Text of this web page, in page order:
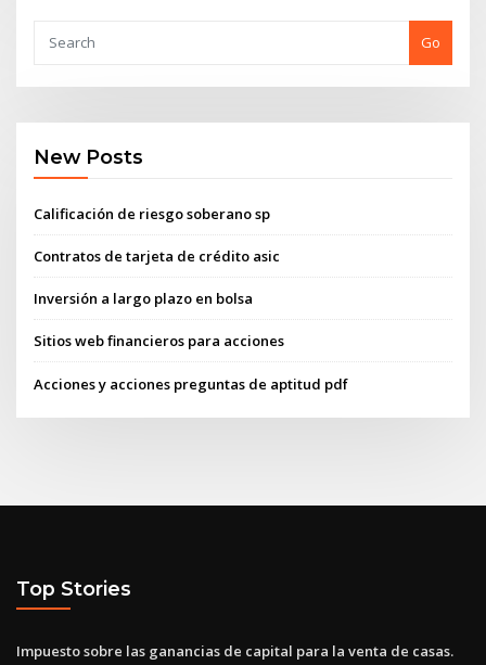
Go
New Posts
Calificación de riesgo soberano sp
Contratos de tarjeta de crédito asic
Inversión a largo plazo en bolsa
Sitios web financieros para acciones
Acciones y acciones preguntas de aptitud pdf
Top Stories
Impuesto sobre las ganancias de capital para la venta de casas.